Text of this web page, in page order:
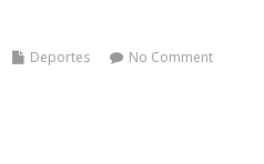
Deportes No Comment